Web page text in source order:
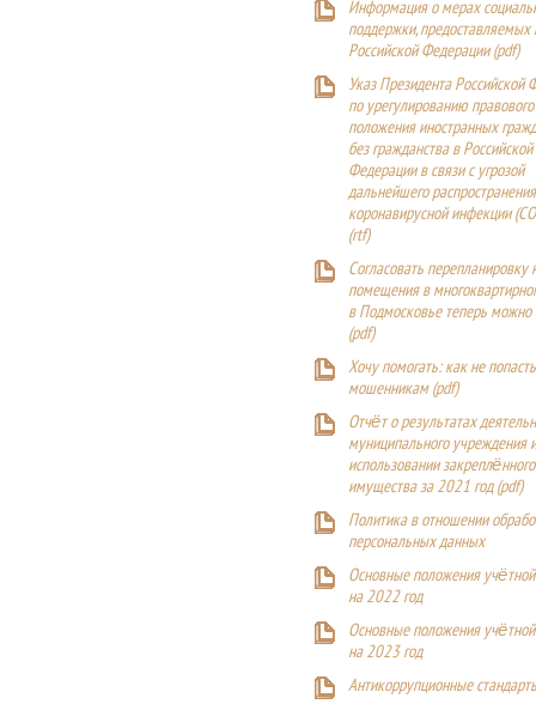
Информация о мерах
поддержки,
Российской Федерации (pdf)
Указ Президента Российской
по урегулированию правового
положения иностранных
без гражданства в Российской
Федерации в связи с угрозой
дальнейшего
коронавирусной инфекции
(rtf)
Согласовать перепланировку
помещения в
в Подмосковье теперь можно
(pdf)
Хочу помогать: как не
мошенникам (pdf)
Отчёт о результатах
муниципального учреждения
использовании
имущества за 2021 год (pdf)
Политика в отношении
персональных данных
Основные положения
на 2022 год
Основные положения
на 2023 год
Антикоррупционные